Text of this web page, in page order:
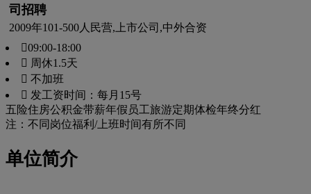
司招聘
2009年101-500人 民营,上市公司,中外合资
09:00-18:00
 周休1.5天
 不加班
 发工资时间：每月15号
五险住房公积金带薪年假 员工旅游定期体检年终分红
注：不同岗位福利/上班时间有所不同
单位简介